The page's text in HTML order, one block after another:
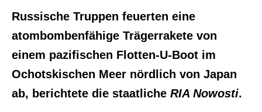
Russische Truppen feuerten eine
atombombenfähige Trägerrakete von
einem pazifischen Flotten-U-Boot im
Ochotskischen Meer nördlich von Japan
ab, berichtete die staatliche RIA Nowosti.